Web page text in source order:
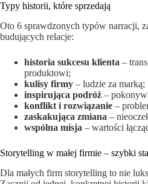
Typy historii, które sprzedają
Oto 6 sprawdzonych typów narracji,
budujących relacje:
historia sukcesu klienta –
produktowi;
kulisy firmy – ludzie za marką;
inspirująca podróż –
konflikt i rozwiązanie –
zaskakująca zmiana –
wspólna misja – wartości
Storytelling w małej firmie – szybki
Dla małych firm storytelling to nie